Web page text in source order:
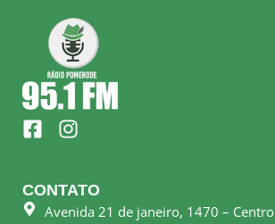
F
a
e
b
I
n
t
a
CONTATO
Avenida 21 de janeiro, 1470 – Centro